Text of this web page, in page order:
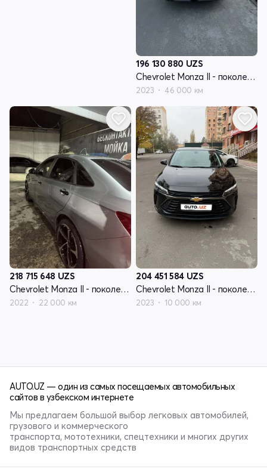
196 130 880 UZS
Chevrolet Monza II - поколение рестайлинг
2023 46 000 км
218 715 648 UZS
Chevrolet Monza II - поколение рестайлинг
2022 22 000 км
204 451 584 UZS
Chevrolet Monza II - поколение рестайлинг
2023 10 000 км
AUTO.UZ — один из самых посещаемых автомобильных
сайтов в узбекском интернете
Мы предлагаем большой выбор легковых автомобилей,
грузового и коммерческого
транспорта, мототехники, спецтехники и многих других
видов транспортных средств